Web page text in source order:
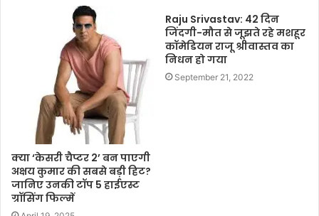
क्या ‘केसरी चैप्टर 2’ बन पाएगी
अक्षय कुमार की सबसे बड़ी हिट?
जानिए उनकी टॉप 5 हाईएस्ट
ग्रॉसिंग फिल्में
Raju Srivastav: 42 दिन
जिंदगी-मौत से जूझते रहे मशहूर
कॉमेडियन राजू श्रीवास्तव का
निधन हो गया
September 21, 2022